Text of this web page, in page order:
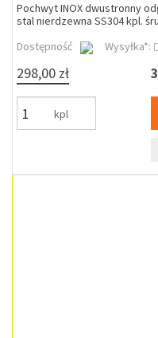
Pochwyt INOX dwustronny
stal nierdzewna SS304 kpl.
Dostępność
Wysyłka*:
298,00 zł
kpl